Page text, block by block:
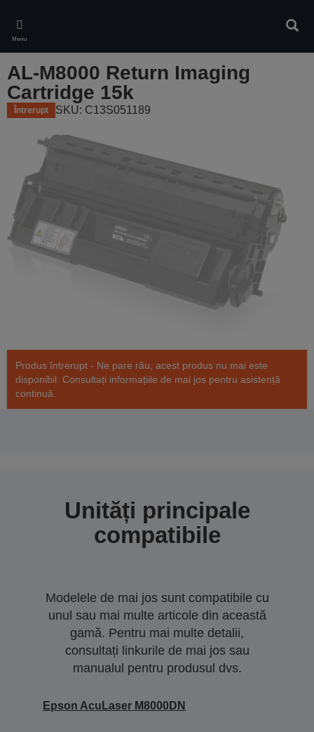
main
content
Meniu
AL-M8000 Return Imaging
Cartridge 15k
Întrerupt SKU: C13S051189
Produs întrerupt - Ne pare rău, acest produs nu mai este
disponibil. Consultați informațiile de mai jos pentru asistență
continuă.
Unități principale
compatibile
Modelele de mai jos sunt compatibile cu
unul sau mai multe articole din această
gamă. Pentru mai multe detalii,
consultați linkurile de mai jos sau
manualul pentru produsul dvs.
Epson AcuLaser M8000DN